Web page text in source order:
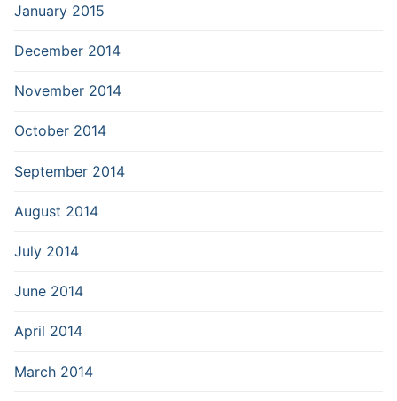
January 2015
December 2014
November 2014
October 2014
September 2014
August 2014
July 2014
June 2014
April 2014
March 2014